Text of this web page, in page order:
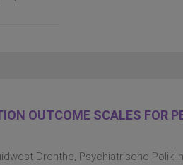
en
OUTCOME SCALES FOR
Drenthe, Psychiatrische